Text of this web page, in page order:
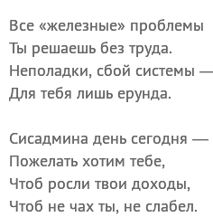
Все «железные» проблемы
Ты решаешь без труда.
Неполадки, сбой системы
Для тебя лишь ерунда.
Сисадмина день сегодня —
Пожелать хотим тебе,
Чтоб росли твои доходы,
Чтоб не чах ты, не слабел.